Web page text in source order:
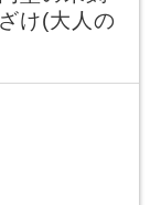
け(大人の